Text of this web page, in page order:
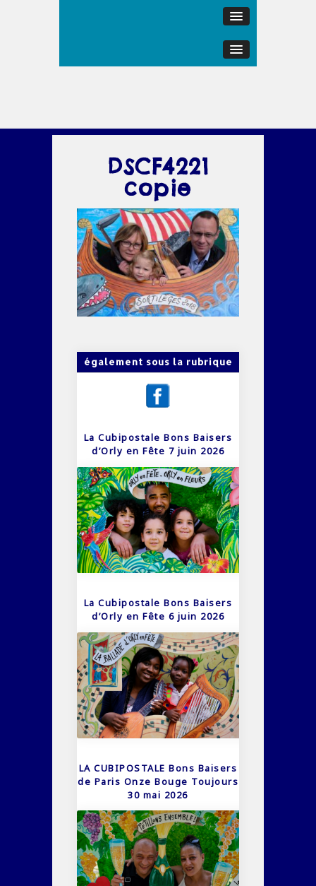
DSCF4221
copie
également sous la rubrique
La Cubipostale Bons Baisers
d’Orly en Fête 7 juin 2026
La Cubipostale Bons Baisers
d’Orly en Fête 6 juin 2026
LA CUBIPOSTALE Bons Baisers
de Paris Onze Bouge Toujours
30 mai 2026